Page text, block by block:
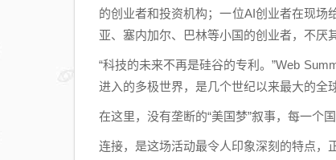
的创业者和投资机构；一位AI创业者在现场
亚、塞内加尔、巴林等小国的创业者，不
“科技的未来不再是硅谷的专利。”Web
进入的多极世界，是几个世纪以来最大的全
在这里，没有垄断的“美国梦”叙事，每一个
连接，是这场活动最令人印象深刻的特点，